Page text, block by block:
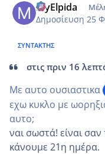
MyElpida
Δημοσίευση 25
ΣΥΝΤΆΚΤΗΣ
στις πριν 16
Mε αυτο ουσιαστικα
εχω κυκλο με
αυτο;
ναι σωστά! είναι
κάνουμε 21η ημέρα.